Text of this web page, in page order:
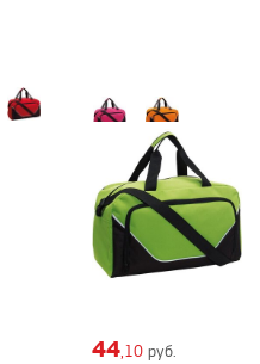
44,10 руб.